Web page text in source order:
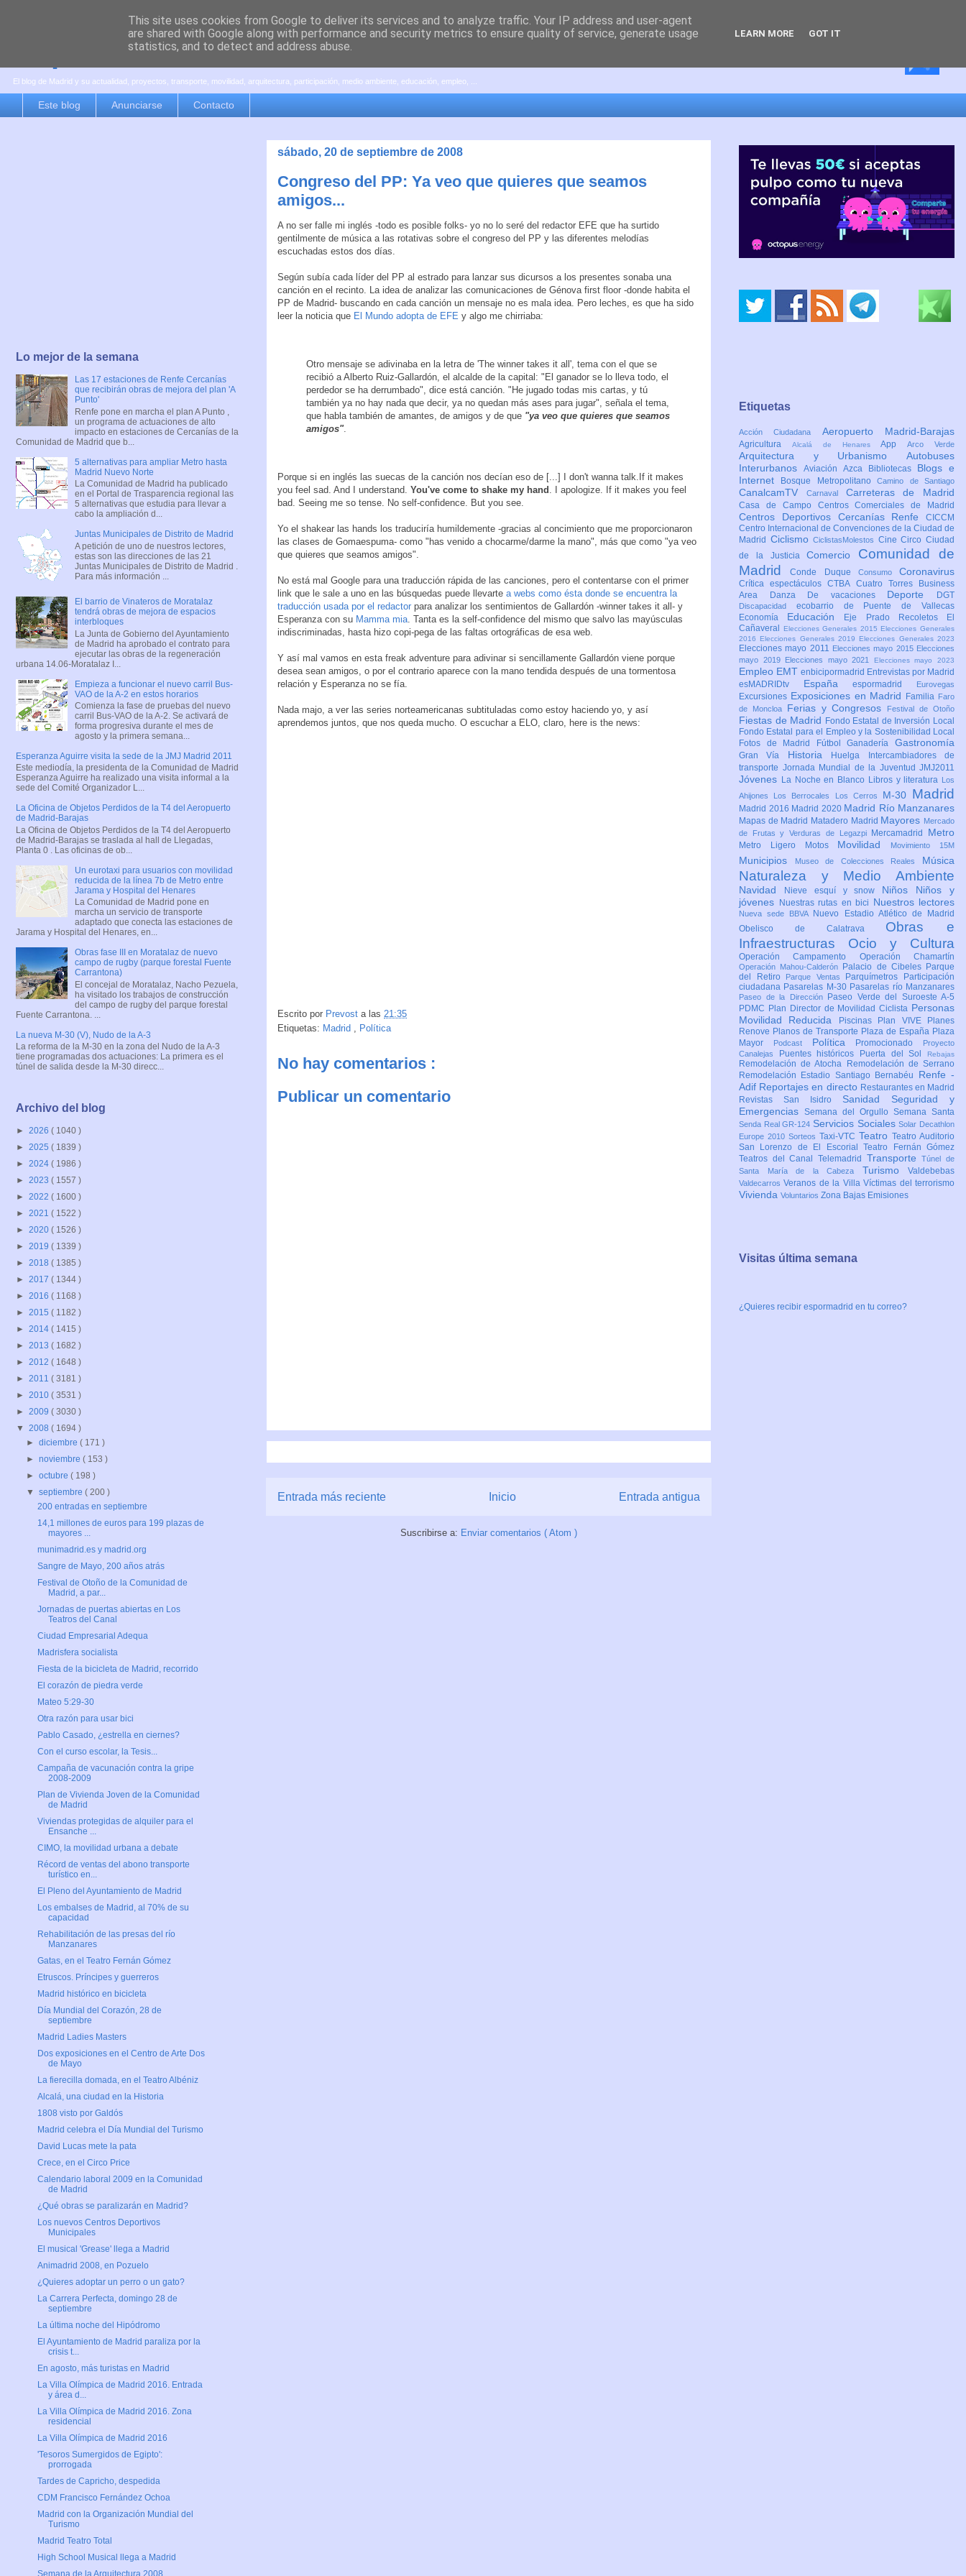
es por madrid
El blog de Madrid y su actualidad, proyectos, transporte, movilidad, arquitectura, participación, medio ambiente, educación, empleo, ...
Este blog Anunciarse Contacto
sábado, 20 de septiembre de 2008
Congreso del PP: Ya veo que quieres que seamos
amigos...
A no ser falle mi inglés -todo es posible folks- yo no lo seré del redactor EFE que ha surtido
gentilmente de música a las rotativas sobre el congreso del PP y las diferentes melodías
escuchadas estos dos días.
Según subía cada líder del PP al estrado para lanzar sus dicursos a los presentes sonaba una
canción en el recinto. La idea de analizar las comunicaciones de Génova first floor -donde habita el
PP de Madrid- buscando en cada canción un mensaje no es mala idea. Pero leches, es que ha sido
leer la noticia que El Mundo adopta de EFE y algo me chirriaba:
Otro mensaje se adivinaba en la letra de 'The winner takes it all', tema con el que se
recibió a Alberto Ruiz-Gallardón, el alcalde de la capital: "El ganador se lo lleva todo, el
perdedor se ha derrumbado", dice está canción. "He jugado todas mis cartas, y tú
también ya no hay nada que decir, ya no quedan más ases para jugar", señala el tema,
que habla también de amantes, de amigos y de que "ya veo que quieres que seamos
amigos".
Porque si en inglés las suecas de la canción nos decían eso de [...] I don't wanna talk.If it makes
you feel sad. And I understand. You've come to shake my hand
. I apologize. If it makes you feel
bad. Seeing me so tense. No self-confidence. But you see.
Yo el shakear las hands los traduciría humildemente -gracias al concimiento que me proporcionaron
las clases de Gomaespuma- como "has venido a chocarme/darme la mano", más que como "ya veo
que quieres que seamos amigos".
No está mal Google para una traducción rápida de las canciones, pero el contentarse con el primer
link que le sale a uno en las búsquedas puede llevarte a webs como ésta donde se encuentra la
traducción usada por el redactor para analizar los sentimientos de Gallardón -winner takes it all- y
Esperanza con su Mamma mia . Tanta es la self-confidence del mismo que salvo las mayúsculas
indiscriminadas, hasta hizo copi-pega de las faltas ortográficas de esa web.
Y así mal vamos en esta freak adventure para adivinar si sencillamente Gallardón viene porque
desea sean amigos, o por el contrario aparece con la mano tendida después de una tormentosa
relación y Esperanza no se fía.
Nada majo, a ver las series norteamericanas subtituladas como estoy haciendo yo, y así
aprendemos juntos, que nos queda mucho. O escuchar a ELO, claro, here is the news:
Escrito por Prevost a las 21:35
Etiquetas: Madrid , Política
No hay comentarios :
Publicar un comentario
Entrada más reciente Entrada antigua
Inicio
Suscribirse a: Enviar comentarios ( Atom )
Lo mejor de la semana
Las 17 estaciones de Renfe Cercanías
que recibirán obras de mejora del plan 'A
Punto'
Renfe pone en marcha el plan A Punto ,
un programa de actuaciones de alto
impacto en estaciones de Cercanías de la
Comunidad de Madrid que b...
5 alternativas para ampliar Metro hasta
Madrid Nuevo Norte
La Comunidad de Madrid ha publicado
en el Portal de Trasparencia regional las
5 alternativas que estudia para llevar a
cabo la ampliación d...
Juntas Municipales de Distrito de Madrid
A petición de uno de nuestros lectores,
estas son las direcciones de las 21
Juntas Municipales de Distrito de Madrid .
Para más información ...
El barrio de Vinateros de Moratalaz
tendrá obras de mejora de espacios
interbloques
La Junta de Gobierno del Ayuntamiento
de Madrid ha aprobado el contrato para
ejecutar las obras de la regeneración
urbana 14.06-Moratalaz I...
Empieza a funcionar el nuevo carril Bus-
VAO de la A-2 en estos horarios
Comienza la fase de pruebas del nuevo
carril Bus-VAO de la A-2. Se activará de
forma progresiva durante el mes de
agosto y la primera semana...
Esperanza Aguirre visita la sede de la JMJ Madrid 2011
Este mediodía, la presidenta de la Comunidad de Madrid
Esperanza Aguirre ha realizado una visita informal a la
sede del Comité Organizador L...
La Oficina de Objetos Perdidos de la T4 del Aeropuerto
de Madrid-Barajas
La Oficina de Objetos Perdidos de la T4 del Aeropuerto
de Madrid-Barajas se traslada al hall de Llegadas,
Planta 0 . Las oficinas de ob...
Un eurotaxi para usuarios con movilidad
reducida de la línea 7b de Metro entre
Jarama y Hospital del Henares
La Comunidad de Madrid pone en
marcha un servicio de transporte
adaptado que conecta las estaciones de
Jarama y Hospital del Henares, en...
Obras fase III en Moratalaz de nuevo
campo de rugby (parque forestal Fuente
Carrantona)
El concejal de Moratalaz, Nacho Pezuela,
ha visitado los trabajos de construcción
del campo de rugby del parque forestal
Fuente Carrantona. ...
La nueva M-30 (V), Nudo de la A-3
La reforma de la M-30 en la zona del Nudo de la A-3
tiene programadas dos actuaciones: La primera es el
túnel de salida desde la M-30 direcc...
Archivo del blog
► 2026 ( 1040 )
► 2025 ( 1839 )
► 2024 ( 1986 )
► 2023 ( 1557 )
► 2022 ( 1600 )
► 2021 ( 1522 )
► 2020 ( 1526 )
► 2019 ( 1339 )
► 2018 ( 1385 )
► 2017 ( 1344 )
► 2016 ( 1168 )
► 2015 ( 1182 )
► 2014 ( 1415 )
► 2013 ( 1682 )
► 2012 ( 1648 )
► 2011 ( 3181 )
► 2010 ( 3531 )
► 2009 ( 3030 )
▼ 2008 ( 1694 )
►diciembre( 171 )
►noviembre( 153 )
►octubre( 198 )
▼septiembre( 200 )
200 entradas en septiembre
14,1 millones de euros para 199 plazas de
mayores ...
munimadrid.es y madrid.org
Sangre de Mayo, 200 años atrás
Festival de Otoño de la Comunidad de
Madrid, a par...
Jornadas de puertas abiertas en Los
Teatros del Canal
Ciudad Empresarial Adequa
Madrisfera socialista
Fiesta de la bicicleta de Madrid, recorrido
El corazón de piedra verde
Mateo 5:29-30
Otra razón para usar bici
Pablo Casado, ¿estrella en ciernes?
Con el curso escolar, la Tesis...
Campaña de vacunación contra la gripe
2008-2009
Plan de Vivienda Joven de la Comunidad
de Madrid
Viviendas protegidas de alquiler para el
Ensanche ...
CIMO, la movilidad urbana a debate
Récord de ventas del abono transporte
turístico en...
El Pleno del Ayuntamiento de Madrid
Los embalses de Madrid, al 70% de su
capacidad
Rehabilitación de las presas del río
Manzanares
Gatas, en el Teatro Fernán Gómez
Etruscos. Príncipes y guerreros
Madrid histórico en bicicleta
Día Mundial del Corazón, 28 de
septiembre
Madrid Ladies Masters
Dos exposiciones en el Centro de Arte Dos
de Mayo
La fierecilla domada, en el Teatro Albéniz
Alcalá, una ciudad en la Historia
1808 visto por Galdós
Madrid celebra el Día Mundial del Turismo
David Lucas mete la pata
Crece, en el Circo Price
Calendario laboral 2009 en la Comunidad
de Madrid
¿Qué obras se paralizarán en Madrid?
Los nuevos Centros Deportivos
Municipales
El musical 'Grease' llega a Madrid
Animadrid 2008, en Pozuelo
¿Quieres adoptar un perro o un gato?
La Carrera Perfecta, domingo 28 de
septiembre
La última noche del Hipódromo
El Ayuntamiento de Madrid paraliza por la
crisis t...
En agosto, más turistas en Madrid
La Villa Olímpica de Madrid 2016. Entrada
y área d...
La Villa Olímpica de Madrid 2016. Zona
residencial
La Villa Olímpica de Madrid 2016
'Tesoros Sumergidos de Egipto':
prorrogada
Tardes de Capricho, despedida
CDM Francisco Fernández Ochoa
Madrid con la Organización Mundial del
Turismo
Madrid Teatro Total
High School Musical llega a Madrid
Etiquetas
Acción Ciudadana Aeropuerto Madrid-Barajas
Agricultura Alcalá de HenaresAppArco Verde
Arquitectura y Urbanismo Autobuses
Interurbanos Aviación Azca Bibliotecas Blogs e
Internet
Bosque MetropolitanoCamino de Santiago
CanalcamTV Carnaval Carreteras de Madrid
Casa de Campo Centros Comerciales de Madrid
Centros Deportivos Cercanías Renfe CICCM
Centro Internacional de Convenciones de la Ciudad de
Madrid CiclismoCiclistasMolestos CineCircoCiudad
de la JusticiaComercio Comunidad de
MadridConde Duque Consumo Coronavirus
Crítica espectáculosCTBA Cuatro Torres Business
Area
Danza De vacaciones Deporte DGT
Discapacidad ecobarrio de Puente de Vallecas
Economía Educación Eje Prado Recoletos
El
Cañaveral
Elecciones Generales 2015 Elecciones Generales
2016 Elecciones Generales 2019 Elecciones Generales 2023
Elecciones mayo 2011 Elecciones mayo 2015 Elecciones
mayo 2019
Elecciones mayo 2021 Elecciones mayo 2023
Empleo EMT enbicipormadrid Entrevistas por Madrid
esMADRIDtv Españaespormadrid Eurovegas
Excursiones Exposiciones en Madrid Familia Faro
de Moncloa
Ferias y Congresos Festival de Otoño
Fiestas de Madrid Fondo Estatal de Inversión Local
Fondo Estatal para el Empleo y la Sostenibilidad Local
Fotos de Madrid
FútbolGanaderíaGastronomía
Gran Vía Historia Huelga
Intercambiadores de
transporte Jornada Mundial de la Juventud JMJ2011
Jóvenes La Noche en Blanco Libros y literatura
Los
Ahijones
Los Berrocales Los Cerros M-30 Madrid
Madrid 2016 Madrid 2020 Madrid Río Manzanares
Mapas de Madrid Matadero Madrid Mayores Mercado
de Frutas y Verduras de Legazpi
Mercamadrid Metro
Metro Ligero Motos Movilidad Movimiento 15M
Municipios Museo de Colecciones Reales Música
Naturaleza y Medio Ambiente
Navidad Nieve esquí y snow Niños Niños y
jóvenes
Nuestras rutas en bici Nuestros lectores
Nueva sede BBVA
Nuevo Estadio Atlético de Madrid
Obelisco de Calatrava Obras e
Infraestructuras Ocio y Cultura
Operación Campamento Operación Chamartín
Operación Mahou-Calderón Palacio de Cibeles Parque
del Retiro
Parque Ventas Parquímetros
Participación
ciudadana Pasarelas M-30 Pasarelas río Manzanares
Paseo de la Dirección
Paseo Verde del Suroeste A-5
PDMC Plan Director de Movilidad Ciclista Personas
Movilidad Reducida
Piscinas Plan VIVE
Planes
Renove Planos de Transporte Plaza de España Plaza
Mayor
Podcast Política Promocionado
Proyecto
Canalejas
Puentes históricos Puerta del Sol Rebajas
Remodelación de Atocha
Remodelación de Serrano
Remodelación Estadio Santiago Bernabéu Renfe -
Adif Reportajes en directo Restaurantes en Madrid
Revistas San Isidro Sanidad Seguridad y
Emergencias Semana del Orgullo Semana Santa
Senda Real GR-124 Servicios SocialesSolar Decathlon
Europe 2010 Sorteos Taxi-VTC Teatro Teatro Auditorio
San Lorenzo de El EscorialTeatro Fernán Gómez
Teatros del Canal Telemadrid TransporteTúnel de
Santa María de la Cabeza Turismo Valdebebas
ValdecarrosVeranos de la VillaVíctimas del terrorismo
Vivienda Voluntarios Zona Bajas Emisiones
Visitas última semana
¿Quieres recibir espormadrid en tu correo?
This site uses cookies from Google to deliver its services and to analyze traffic. Your IP address and user-agent
are shared with Google along with performance and security metrics to ensure quality of service, generate usage
statistics, and to detect and address abuse.
LEARN MORE GOT IT